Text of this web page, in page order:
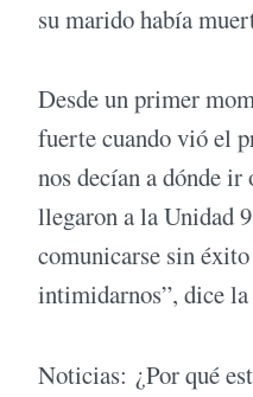
su marido había
Desde un primer
fuerte cuando vió el
nos decían a dónde ir
llegaron a la Unidad
comunicarse sin
intimidarnos”, dice
Noticias: ¿Por qué